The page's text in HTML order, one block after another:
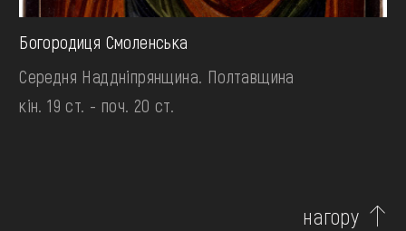
Богородиця Смоленська
Середня Наддніпрянщина. Полтавщина
кін. 19 ст. - поч. 20 ст.
нагору